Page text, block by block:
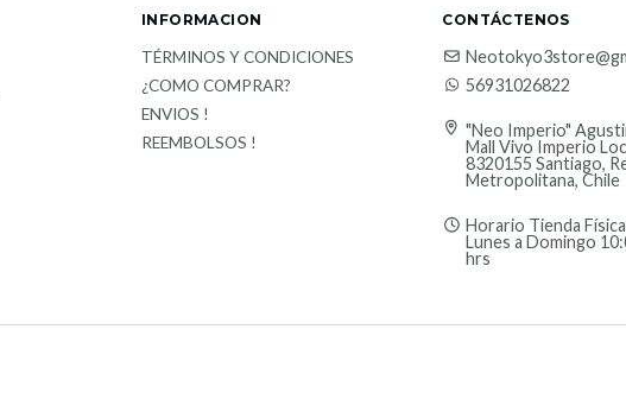
INFORMACION
TÉRMINOS Y CONDICIONES
¿COMO COMPRAR?
ENVIOS !
REEMBOLSOS !
CONTÁCTENOS
56931026822
"Neo Imperio"
Mall Vivo Imperio
8320155 Santiago,
Metropolitana, Chile
Horario Tienda
Lunes a Domingo
hrs